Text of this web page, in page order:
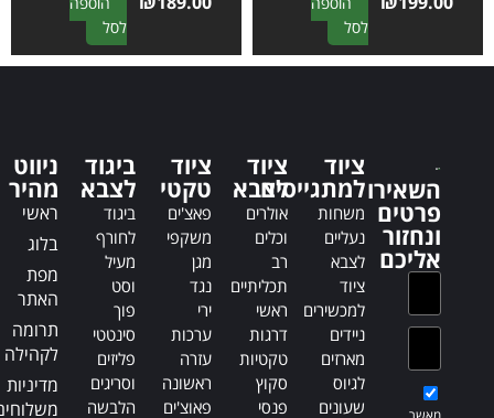
לסל
A
l
t
i
v
לסל
A
l
t
השאירו
פרטים
ונחזור
אליכם
ציוד
למתגייסים
משחות
נעליים
לצבא
ציוד
למכשירים
ניידים
מארזים
לגיוס
שעונים
ציוד
לצבא
אולרים
וכלים
רב
תכליתיים
ראשי
דרגות
טקטיות
סקוץ
פנסי
ציוד
טקטי
פאצ'ים
משקפי
מגן
נגד
ירי
ערכות
עזרה
ראשונה
פאוצ'ים
ביגוד
לצבא
ביגוד
לחורף
מעיל
וסט
פוך
סינטטי
פליזים
וסריגים
הלבשה
ניווט
מהיר
ראשי
בלוג
מפת
האתר
תרומה
לקהילה
מדיניות